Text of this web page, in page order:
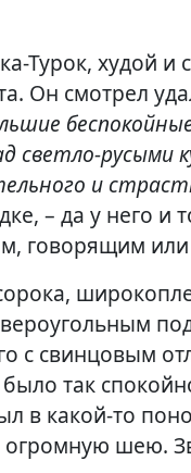
Турок, худой
Он смотрел
русыми
и
– да у него
говорящим
с свинцовым
так
в какой-то
огромную шею.